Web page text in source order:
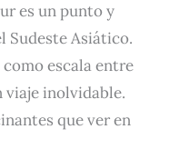
es un punto y
Sudeste Asiático.
escala entre
viaje inolvidable.
que ver en